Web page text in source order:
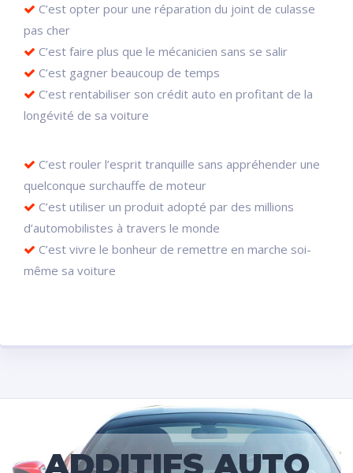
C’est opter pour une réparation du joint de culasse
pas cher
C’est faire plus que le mécanicien sans se salir
C’est gagner beaucoup de temps
C’est rentabiliser son crédit auto en profitant de la
longévité de sa voiture
C’est rouler l’esprit tranquille sans appréhender une
quelconque surchauffe de moteur
C’est utiliser un produit adopté par des millions
d’automobilistes à travers le monde
C’est vivre le bonheur de remettre en marche soi-
même sa voiture
ADDITIFS AUTO